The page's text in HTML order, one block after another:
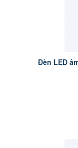
Đèn LED